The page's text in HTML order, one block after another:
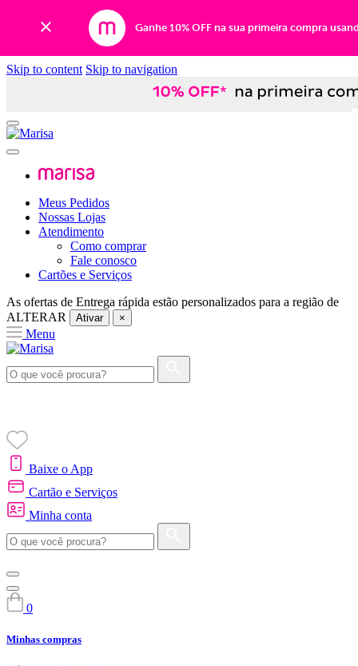
Ganhe 10% OFF na sua primeira compra
Skip to content Skip to navigation
Meus Pedidos
Nossas Lojas
Atendimento
Como comprar
Fale conosco
Cartões e Serviços
As ofertas de Entrega rápida estão personalizados para a região de
ALTERAR
Ativar ×
Menu
Baixe o App
Cartão e Serviços
Minha conta
0
Minhas compras